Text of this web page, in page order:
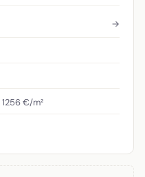
→
1256 €/m²